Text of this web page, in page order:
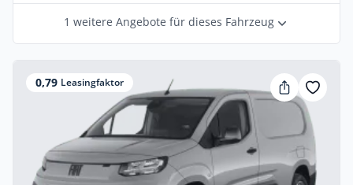
1 weitere Angebote für dieses Fahrzeug
0,79 Leasingfaktor